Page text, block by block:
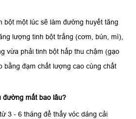
bột một lúc sẽ làm đường huyết tăng
lượng tinh bột trắng (cơm, bún, mì),
vừa phải tinh bột hấp thu chậm (gạo
bằng đạm chất lượng cao cùng chất
đường mất bao lâu?
3 - 6 tháng để thấy vóc dáng cải